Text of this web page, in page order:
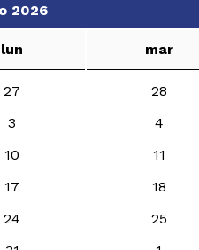
2026
lun mar
27
28
3
4
10
11
17
18
24
25